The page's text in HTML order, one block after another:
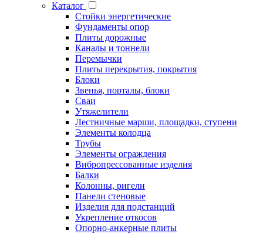
Каталог
Стойки энергетические
Фундаменты опор
Плиты дорожные
Каналы и тоннели
Перемычки
Плиты перекрытия, покрытия
Блоки
Звенья, порталы, блоки
Сваи
Утяжелители
Лестничные марши, площадки, ступени
Элементы колодца
Трубы
Элементы ограждения
Вибропрессованные изделия
Балки
Колонны, ригели
Панели стеновые
Изделия для подстанций
Укрепление откосов
Опорно-анкерные плиты